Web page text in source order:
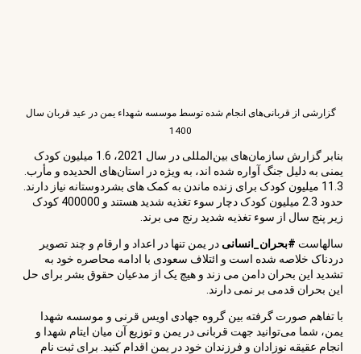
گزارشی از قربانی‌های انجام شده توسط موسسه شهداء یمن در عید قربان سال
1400
بنابر گزارش سازمان‌های بین‌المللی در سال 2021، 1.6 میلیون کودک
یمنی به دلیل جنگ آواره شده اند، به ویژه در استان‌های الحدیده و مأرب.
11.3 میلیون کودک برای زنده ماندن به کمک های بشردوستانه نیاز دارند.
حدود 2.3 میلیون کودک دچار سوء تغذیه شدید هستند و 400000 کودک
زیر پنج سال از سوء تغذیه شدید رنج می برند.
سالهاست #بحران_انسانی در یمن تنها در اعداد و ارقام و چند تصویر
دردناک خلاصه شده است و ائتلاف سعودی با ادامه محاصره خود به
تشدید این بحران دامن می زند و هیچ یک از مدعیان حقوق بشر برای حل
این بحران قدمی بر نمی دارند.
با تفاهم صورت گرفته بین گروه جهادی اویس قرنی و موسسه شهدا
یمن، شما می‌توانید جهت قربانی در یمن و توزیع آن میان ایتام شهدا و
انجام عقیقه نوزادان و فرزندان خود در یمن اقدام کنید. برای ثبت نام